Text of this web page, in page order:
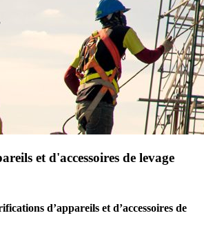
et d'accessoires de levage
d’appareils et d’accessoires de